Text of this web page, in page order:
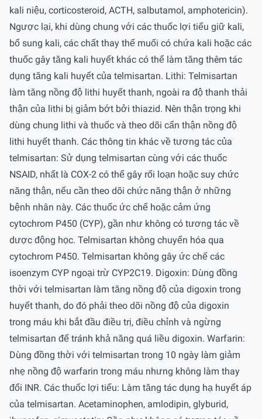
kali niệu, corticosteroid, ACTH, salbutamol, amphotericin).
Ngược lại, khi dùng chung với các thuốc lợi tiểu giữ kali,
bổ sung kali, các chất thay thế muối có chứa kali hoặc các
thuốc gây tăng kali huyết khác có thể làm tăng thêm tác
dụng tăng kali huyết của telmisartan. Lithi: Telmisartan
làm tăng nồng độ lithi huyết thanh, ngoài ra độ thanh thải
thận của lithi bị giảm bớt bởi thiazid. Nên thận trọng khi
dùng chung lithi và thuốc và theo dõi cẩn thận nồng độ
lithi huyết thanh. Các thông tin khác về tương tác của
telmisartan: Sử dụng telmisartan cùng với các thuốc
NSAID, nhất là COX-2 có thể gây rối loạn hoặc suy chức
năng thận, nếu cần theo dõi chức năng thận ở những
bệnh nhân này. Các thuốc ức chế hoặc cảm ứng
cytochrom P450 (CYP), gần như không có tương tác về
dược động học. Telmisartan không chuyển hóa qua
cytochrom P450. Telmisartan không gây ức chế các
isoenzym CYP ngoại trừ CYP2C19. Digoxin: Dùng đồng
thời với telmisartan làm tăng nồng độ của digoxin trong
huyết thanh, do đó phải theo dõi nồng độ của digoxin
trong máu khi bắt đầu điều trị, điều chỉnh và ngừng
telmisartan để tránh khả năng quá liều digoxin. Warfarin:
Dùng đồng thời với telmisartan trong 10 ngày làm giảm
nhẹ nồng độ warfarin trong máu nhưng không làm thay
đổi INR. Các thuốc lợi tiểu: Làm tăng tác dụng hạ huyết áp
của telmisartan. Acetaminophen, amlodipin, glyburid,